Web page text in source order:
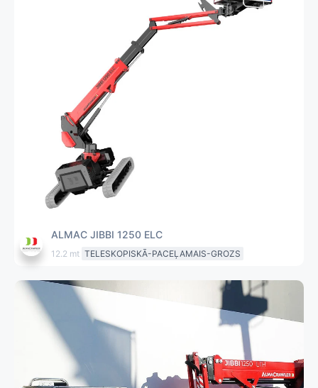
ALMAC JIBBI 1250 ELC
12.2 mt TELESKOPISKĀ-PACEĻAMAIS-GROZS